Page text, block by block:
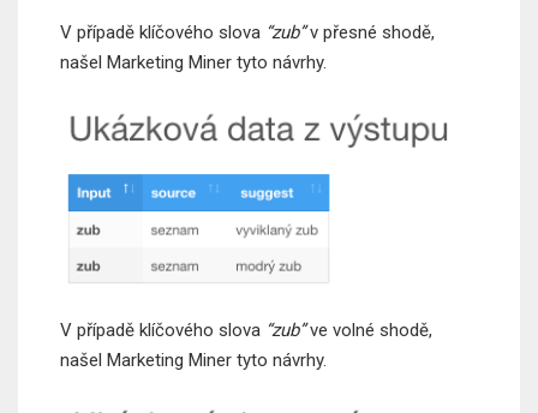
V případě klíčového slova “zub”v přesné shodě,
našel Marketing Miner tyto návrhy.
V případě klíčového slova “zub”ve volné shodě,
našel Marketing Miner tyto návrhy.